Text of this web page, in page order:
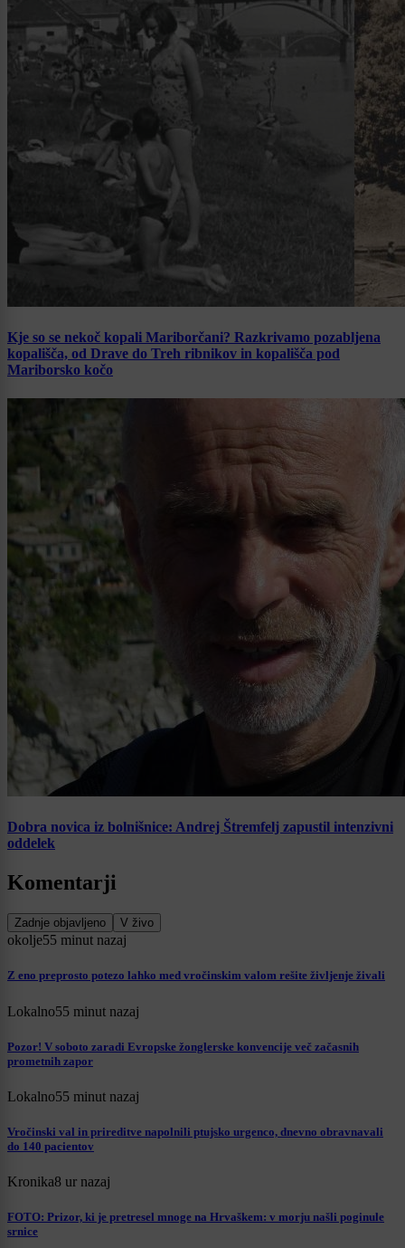
Kje so se nekoč kopali Mariborčani? Razkrivamo pozabljena
kopališča, od Drave do Treh ribnikov in kopališča pod
Mariborsko kočo
Dobra novica iz bolnišnice: Andrej Štremfelj zapustil intenzivni
oddelek
Komentarji
Zadnje objavljeno V živo
okolje55 minut nazaj
Z eno preprosto potezo lahko med vročinskim valom rešite življenje živali
Lokalno55 minut nazaj
Pozor! V soboto zaradi Evropske žonglerske konvencije več začasnih
prometnih zapor
Lokalno55 minut nazaj
Vročinski val in prireditve napolnili ptujsko urgenco, dnevno obravnavali
do 140 pacientov
Kronika8 ur nazaj
FOTO: Prizor, ki je pretresel mnoge na Hrvaškem: v morju našli poginule
srnice